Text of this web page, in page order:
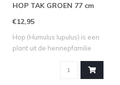
HOP TAK GROEN 77 cm
€12,95
Hop (Humulus lupulus) is een
plant uit de hennepfamilie